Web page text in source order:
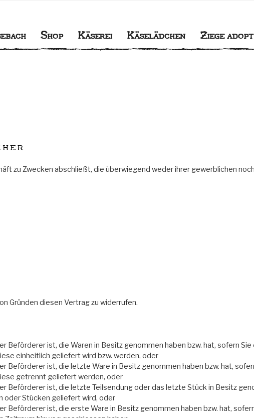
Shop Käserei Käselädchen Ziege
zu Zwecken abschließt, die überwiegend weder ihrer gewerblichen
Gründen diesen Vertrag zu widerrufen.
Beförderer ist, die Waren in Besitz genommen haben bzw. hat, sofern
einheitlich geliefert wird bzw. werden, oder
Beförderer ist, die letzte Ware in Besitz genommen haben bzw. hat,
getrennt geliefert werden, oder
Beförderer ist, die letzte Teilsendung oder das letzte Stück in Besitz
oder Stücken geliefert wird, oder
Beförderer ist, die erste Ware in Besitz genommen haben bzw. hat,